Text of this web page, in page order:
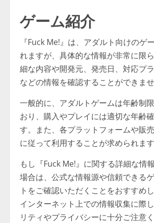
ゲーム紹介
『Fuck Me!』は、アダルト向けのゲ
れますが、具体的な情報が非常に限
細な内容や開発元、発売日、対応プ
などの情報を確認することができませ
一般的に、アダルトゲームは年齢制
おり、購入やプレイには適切な年齢
す。また、各プラットフォームや販
に従って利用することが求められます
もし『Fuck Me!』に関する詳細な情
場合は、公式な情報源や信頼できる
トをご確認いただくことをおすすめ
インターネット上での情報収集に際
リティやプライバシーに十分ご注意く